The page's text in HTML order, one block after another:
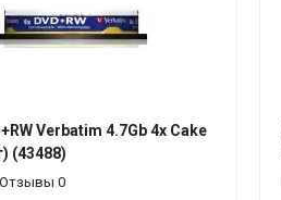
Verbatim 4.7Gb 4x Cake
(43488)
Отзывы 0